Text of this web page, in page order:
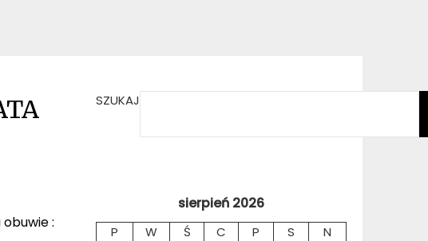
:
SZUKAJ
sierpień 2026
P W Ś C P S
N